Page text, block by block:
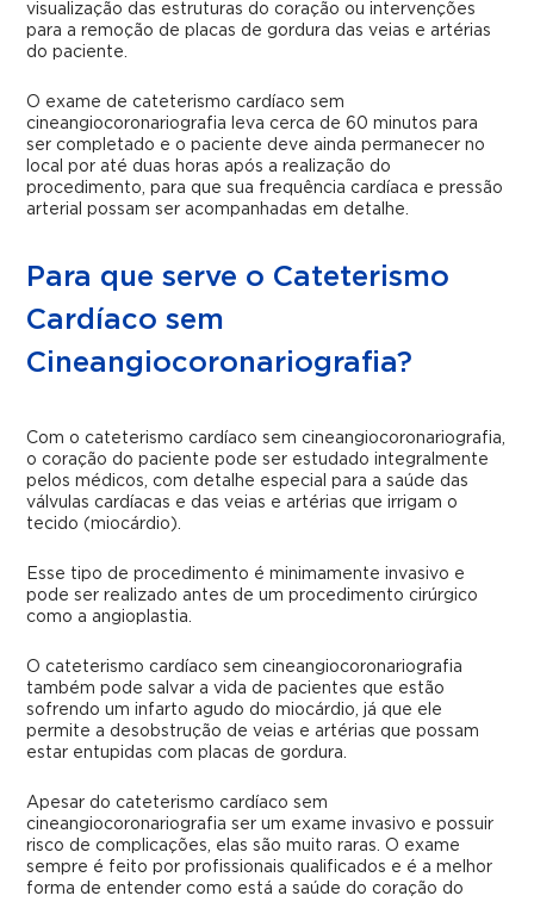
visualização das estruturas do coração ou intervenções
para a remoção de placas de gordura das veias e artérias
do paciente.
O exame de cateterismo cardíaco sem
cineangiocoronariografia
leva cerca de 60 minutos para
ser completado e o paciente deve ainda permanecer no
local por até duas horas após a realização do
procedimento, para que sua frequência cardíaca e pressão
arterial possam ser acompanhadas em detalhe.
Para que serve o Cateterismo
Cardíaco sem
Cineangiocoronariografia?
Com o cateterismo cardíaco sem cineangiocoronariografia,
o coração do paciente pode ser estudado integralmente
pelos médicos, com detalhe especial para a saúde das
válvulas cardíacas e das veias e artérias que irrigam o
tecido (miocárdio).
Esse tipo de procedimento é minimamente invasivo e
pode ser realizado antes de um procedimento cirúrgico
como a angioplastia.
O cateterismo cardíaco sem cineangiocoronariografia
também pode salvar a vida de pacientes que estão
sofrendo um infarto agudo do miocárdio, já que ele
permite a desobstrução de veias e artérias que possam
estar entupidas com placas de gordura.
Apesar do cateterismo cardíaco sem
cineangiocoronariografiaser um exame invasivo e possuir
risco de complicações, elas são muito raras. O exame
sempre é feito por profissionais qualificados e é a melhor
forma de entender como está a saúde do coração do